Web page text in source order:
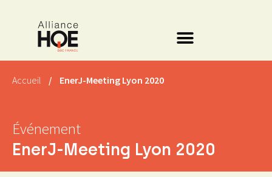
Accueil / EnerJ-Meeting Lyon 2020
Événement
EnerJ-Meeting Lyon 2020